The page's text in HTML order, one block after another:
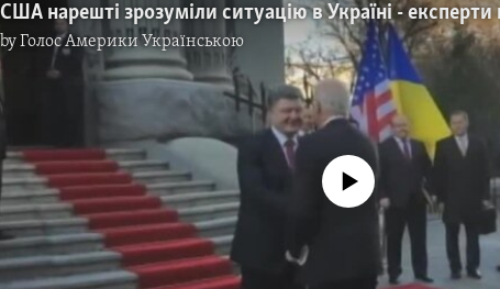
byГолос Америки Українською
No media source currently available